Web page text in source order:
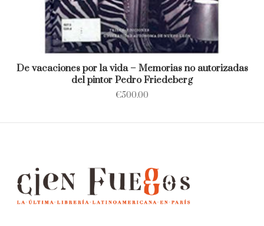
De vacaciones por la vida – Memorias no autorizadas
del pintor Pedro Friedeberg
€500.00